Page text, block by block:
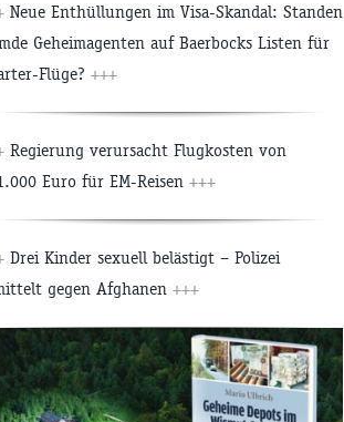
Neue Enthüllungen im Visa-Skandal: Standen
Geheimagenten auf Baerbocks Listen für
Flüge? +++
Regierung verursacht Flugkosten von
Euro für EM-Reisen +++
Drei Kinder sexuell belästigt – Polizei
gegen Afghanen +++